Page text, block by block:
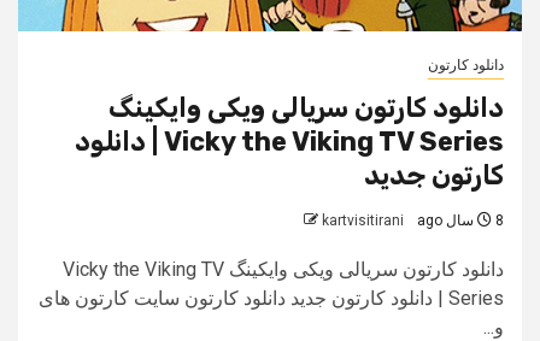
دانلود کارتون
دانلود کارتون سریالی ویکی وایکینگ
Vicky the Viking TV Series | دانلود
کارتون جدید
8 سال ago kartvisitirani
دانلود کارتون سریالی ویکی وایکینگ Vicky the Viking TV
Series | دانلود کارتون جدید دانلود کارتون سایت کارتون های
و...